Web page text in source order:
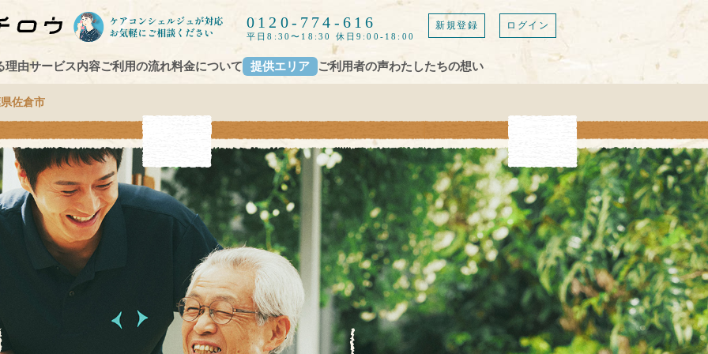
0120-774-616
平日8:30〜18:30 休日9:00-18:00
新規登録 ログイン
理由サービス内容ご利用の流れ料金について 提供エリア ご利用者の声わたしたちの想い
佐倉市